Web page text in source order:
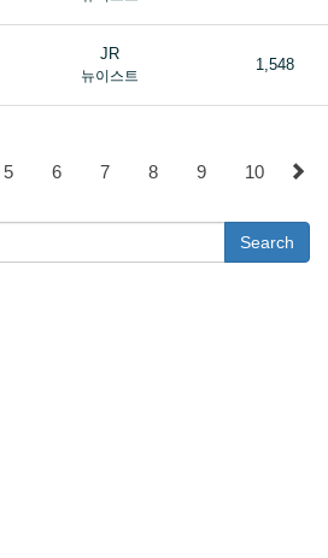
JR
뉴이스트
1,548
5 6 7 8 9 10
Search